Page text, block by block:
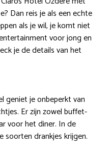
Dan reis je als een echte
als je wil, je komt niet
voor jong en
je de details van het
geniet je onbeperkt van
Er zijn zowel buffet-
voor het diner. In de
soorten drankjes krijgen.